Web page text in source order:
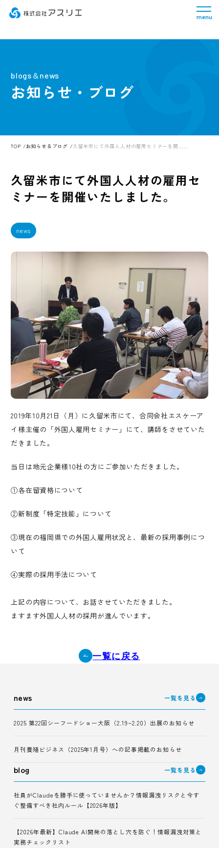
menu
blogs＆news
お知らせ・ブログ
TOP お知らせ＆ブログ 久留米市にて外国人人材の雇用セミナーを開……
久留米市にて外国人人材の雇用セ
ミナーを開催いたしました。
news
2019年10月21日（月）に久留米市にて、合同会社エスケーア
イ様主催の「外国人雇用セミナー」にて、講師をさせていた
だきました。
当日は地元企業様10社の方にご参加いただきました。
①各在留資格について
②新制度「特定技能」について
③現在の福岡県での外国人雇用状況と、最新の採用事例につ
いて
④実際の採用手法について
上記の内容について、お話させていただきました。
ますます外国人人材の採用が進んでいます。
一覧に戻る
news 一覧を見る
2025 第22回シーフードショー大阪（2.19~2.20）出展のお知らせ
月刊養殖ビジネス（2025年1月号）への記事掲載のお知らせ
blog 一覧を見る
社員がClaudeを勝手に使っていませんか？情報漏洩リスクと今す
ぐ整備すべき社内ルール【2026年版】
【2026年最新】Claude AI開発の落とし穴を防ぐ！情報漏洩対策と
実務チェックリスト